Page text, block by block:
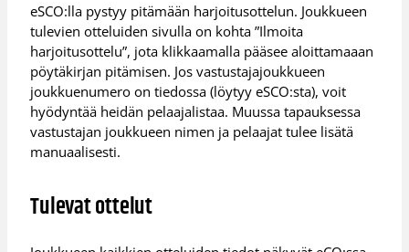
eSCO:lla pystyy pitämään harjoitusottelun. Joukkueen
tulevien otteluiden sivulla on kohta ”Ilmoita
harjoitusottelu”, jota klikkaamalla pääsee aloittamaaan
pöytäkirjan pitämisen. Jos vastustajajoukkueen
joukkuenumero on tiedossa (löytyy eSCO:sta), voit
hyödyntää heidän pelaajalistaa. Muussa tapauksessa
vastustajan joukkueen nimen ja pelaajat tulee lisätä
manuaalisesti.
Tulevat ottelut